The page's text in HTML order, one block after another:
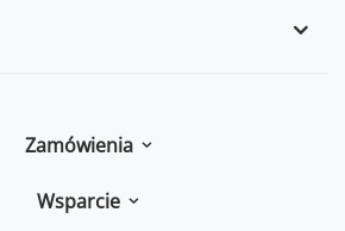
Zamówienia
Wsparcie